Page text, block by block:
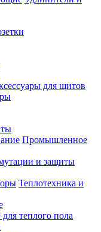
для щитов
Промышленное
и защиты
Теплотехника и
теплого пола